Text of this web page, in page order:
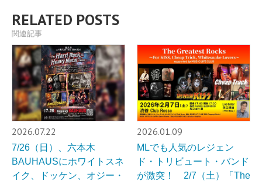
RELATED POSTS
関連記事
2026.07.22
7/26（日）、六本木
BAUHAUSにホワイトスネ
イク、ドッケン、オジー・
2026.01.09
MLでも人気のレジェン
ド・トリビュート・バンド
が激突！ 2/7（土）「The